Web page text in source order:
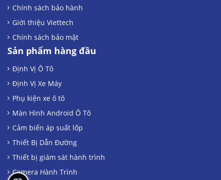
Chính sách bảo hành
Giới thiệu Viettech
Chính sách bảo mật
Sản phẩm hàng đầu
Định Vị Ô Tô
Định Vị Xe Máy
Phụ kiện xe ô tô
Màn Hình Android Ô Tô
Cảm biến áp suất lốp
Thiết Bị Dẫn Đường
Thiết bị giám sát hành trình
Camera Hành Trình